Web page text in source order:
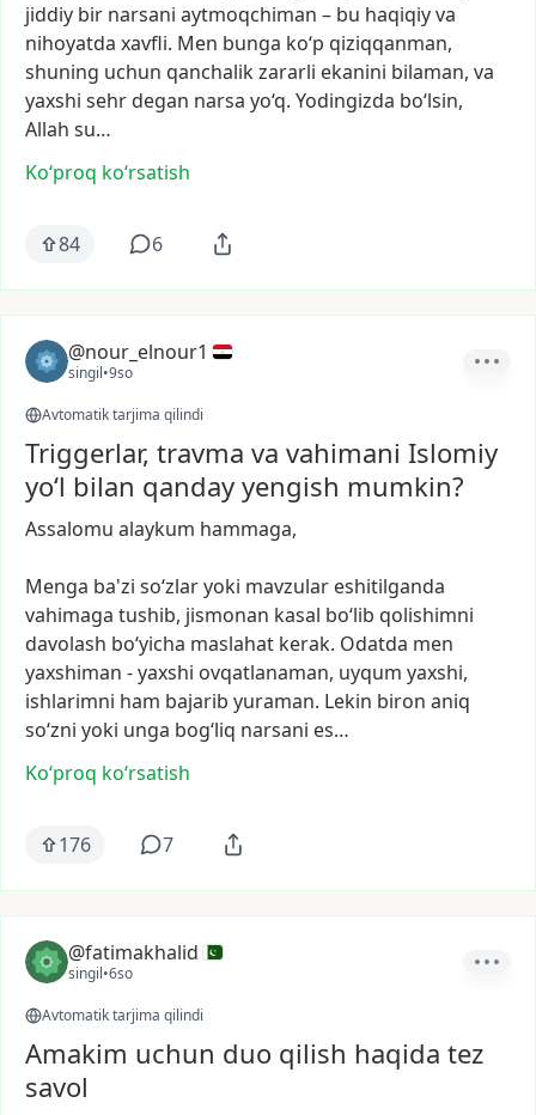
jiddiy bir narsani aytmoqchiman – bu haqiqiyva
nihoyatda xavfli. Men bunga ko‘p qiziqqanman,
shuning uchun qanchalikzararli ekanini bilaman, va
yaxshi sehr degan narsa yo‘q. Yodingizda bo‘lsin,
Allah su…
Ko‘proq koʻrsatish
84 6
@nour_elnour1
singil•9so
Avtomatik tarjima qilindi
Triggerlar, travma va vahimani Islomiy
yo‘l bilan qanday yengish mumkin?
Assalomu alaykum hammaga,
Menga ba'zi so‘zlaryoki mavzular eshitilganda
vahimaga tushib, jismonan kasal bo‘lib qolishimni
davolash bo‘yicha maslahat kerak. Odatda men
yaxshiman -yaxshi ovqatlanaman, uyqum yaxshi,
ishlarimni ham bajarib yuraman. Lekin biron aniq
so‘zni yoki unga bog‘liq narsani es…
Ko‘proq koʻrsatish
176 7
@fatimakhalid
singil•6so
Avtomatik tarjima qilindi
Amakim uchun duo qilish haqida tez
savol